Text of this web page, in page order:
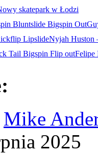
skatepark w Łodzi
Bluntslide Bigspin Out
LipslideNyjah Huston
Tail Bigspin Flip outFelipe
Mike
2025